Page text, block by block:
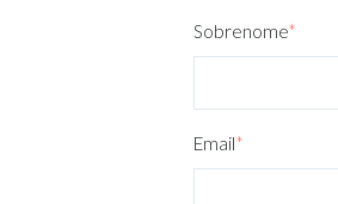
Sobrenome*
Email*